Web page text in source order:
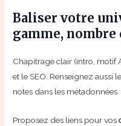
Baliser votre
gamme, nombre
Chapitrage clair (intro, motif
et le SEO. Renseignez
notes dans les métadonnées.
Proposez des liens pour vos